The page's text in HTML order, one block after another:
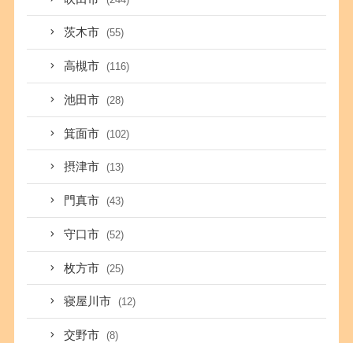
茨木市 (55)
高槻市 (116)
池田市 (28)
箕面市 (102)
摂津市 (13)
門真市 (43)
守口市 (52)
枚方市 (25)
寝屋川市 (12)
交野市 (8)